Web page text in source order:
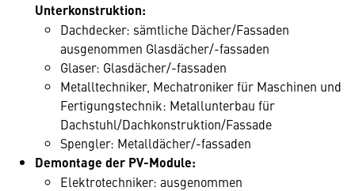
Unterkonstruktion:
Dachdecker: sämtliche Dächer/Fassaden
ausgenommen Glasdächer/-fassaden
Glaser: Glasdächer/-fassaden
Metalltechniker, Mechatroniker für Maschinen und
Fertigungstechnik: Metallunterbau für
Dachstuhl/Dachkonstruktion/Fassade
Spengler: Metalldächer/-fassaden
Demontage der PV-Module:
Elektrotechniker: ausgenommen